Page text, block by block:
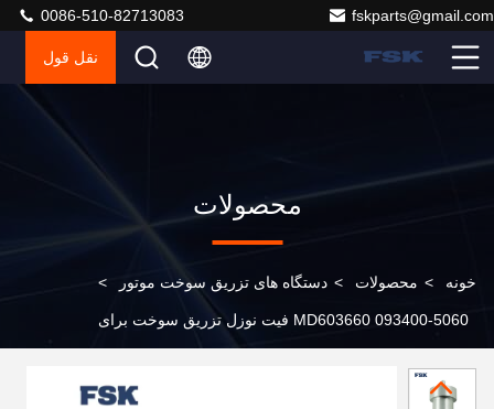
fskparts@gmail.com
0086-510-82713083
نقل قول
محصولات
خونه > محصولات > دستگاه های تزریق سوخت موتور >
MD603660 093400-5060 فیت نوزل تزریق سوخت برای